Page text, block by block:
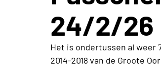
24/2/26
Het is ondertussen al weer
2014-2018 van de Groote